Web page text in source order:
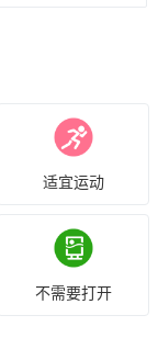
适宜运动
不需要打开